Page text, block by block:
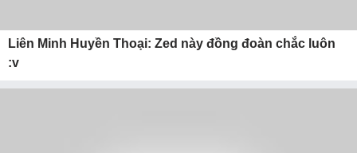
Liên Minh Huyền Thoại: Zed này đồng đoàn chắc luôn
:v